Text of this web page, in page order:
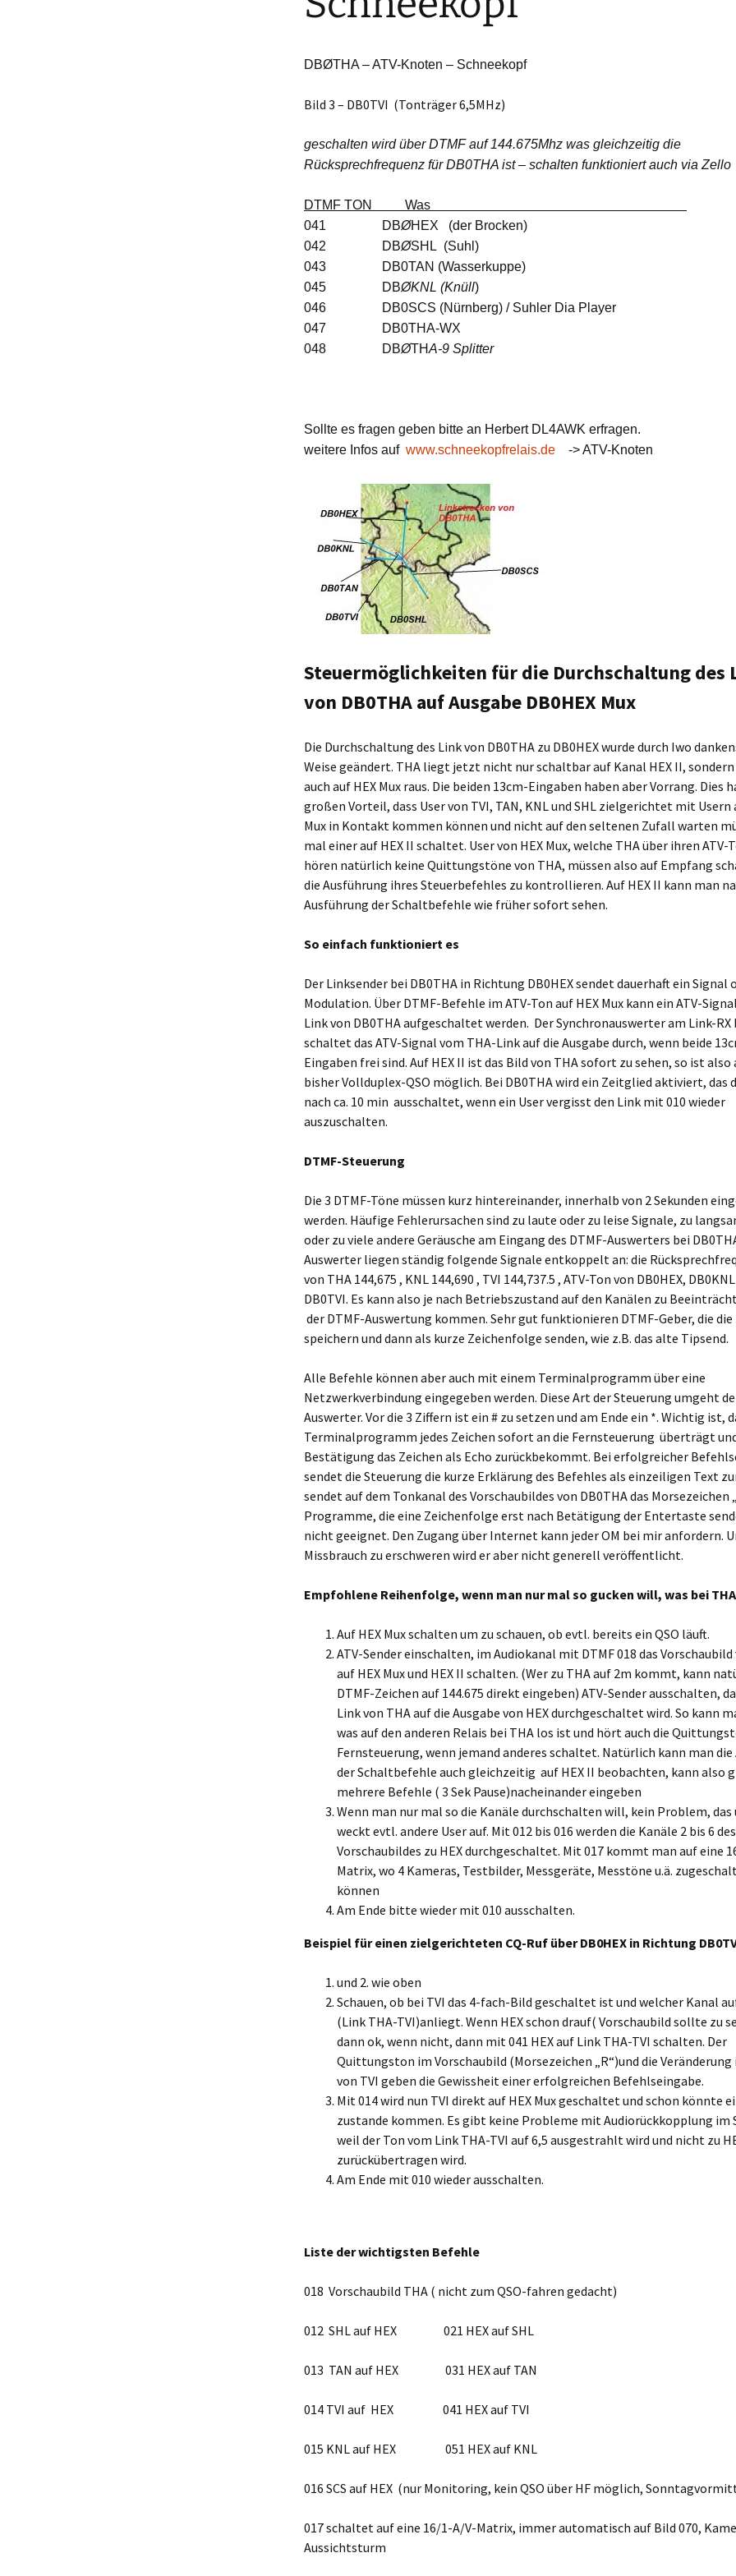
DBØTHA – ATV-Knoten – Schneekopf
Bild 3 – DB0TVI (Tonträger 6,5MHz)
geschalten wird über DTMF auf 144.675Mhz was gleichzeitig die
Rücksprechfrequenz für DB0THA ist – schalten funktioniert auch via Zello
DTMF TON Was
041 DBØHEX (der Brocken)
042 DBØSHL (Suhl)
043 DB0TAN (Wasserkuppe)
045 DBØKNL (Knüll)
046 DB0SCS (Nürnberg) / Suhler Dia Player
047 DB0THA-WX
048 DBØTHA-9 Splitter
Sollte es fragen geben bitte an Herbert DL4AWK erfragen.
weitere Infos auf www.schneekopfrelais.de -> ATV-Knoten
Steuermöglichkeiten für die Durchschaltung des
von DB0THA auf Ausgabe DB0HEX Mux
Die Durchschaltung des Link von DB0THA zu DB0HEX wurde durch Iwo
Weise geändert. THA liegt jetzt nicht nur schaltbar auf Kanal HEX II,
auch auf HEX Mux raus. Die beiden 13cm-Eingaben haben aber Vorrang. Dies
großen Vorteil, dass User von TVI, TAN, KNL und SHL zielgerichtet mit Usern
Mux in Kontakt kommen können und nicht auf den seltenen Zufall warten
mal einer auf HEX II schaltet. User von HEX Mux, welche THA über ihren ATV-
hören natürlich keine Quittungstöne von THA, müssen also auf Empfang
die Ausführung ihres Steuerbefehles zu kontrollieren. Auf HEX II kann man
Ausführung der Schaltbefehle wie früher sofort sehen.
So einfach funktioniert es
Der Linksender bei DB0THA in Richtung DB0HEX sendet dauerhaft ein Signal
Modulation. Über DTMF-Befehle im ATV-Ton auf HEX Mux kann ein ATV-
Link von DB0THA aufgeschaltet werden. Der Synchronauswerter am Link-RX
schaltet das ATV-Signal vom THA-Link auf die Ausgabe durch, wenn beide
Eingaben frei sind. Auf HEX II ist das Bild von THA sofort zu sehen, so ist also
bisher Vollduplex-QSO möglich. Bei DB0THA wird ein Zeitglied aktiviert, das
nach ca. 10 min ausschaltet, wenn ein User vergisst den Link mit 010 wieder
auszuschalten.
DTMF-Steuerung
Die 3 DTMF-Töne müssen kurz hintereinander, innerhalb von 2 Sekunden
werden. Häufige Fehlerursachen sind zu laute oder zu leise Signale, zu
oder zu viele andere Geräusche am Eingang des DTMF-Auswerters bei
Auswerter liegen ständig folgende Signale entkoppelt an: die
von THA 144,675 , KNL 144,690 , TVI 144,737.5 , ATV-Ton von DB0HEX,
DB0TVI. Es kann also je nach Betriebszustand auf den Kanälen zu
der DTMF-Auswertung kommen. Sehr gut funktionieren DTMF-Geber, die
speichern und dann als kurze Zeichenfolge senden, wie z.B. das alte Tipsend.
Alle Befehle können aber auch mit einem Terminalprogramm über eine
Netzwerkverbindung eingegeben werden. Diese Art der Steuerung umgeht
Auswerter. Vor die 3 Ziffern ist ein # zu setzen und am Ende ein *. Wichtig ist,
Terminalprogramm jedes Zeichen sofort an die Fernsteuerung überträgt
Bestätigung das Zeichen als Echo zurückbekommt. Bei erfolgreicher
sendet die Steuerung die kurze Erklärung des Befehles als einzeiligen Text
sendet auf dem Tonkanal des Vorschaubildes von DB0THA das Morsezeichen
Programme, die eine Zeichenfolge erst nach Betätigung der Entertaste
nicht geeignet. Den Zugang über Internet kann jeder OM bei mir anfordern.
Missbrauch zu erschweren wird er aber nicht generell veröffentlicht.
Empfohlene Reihenfolge, wenn man nur mal so gucken will, was bei
Auf HEX Mux schalten um zu schauen, ob evtl. bereits ein QSO läuft.
ATV-Sender einschalten, im Audiokanal mit DTMF 018 das Vorschaubild
auf HEX Mux und HEX II schalten. (Wer zu THA auf 2m kommt, kann
DTMF-Zeichen auf 144.675 direkt eingeben) ATV-Sender ausschalten,
Link von THA auf die Ausgabe von HEX durchgeschaltet wird. So kann
was auf den anderen Relais bei THA los ist und hört auch die
Fernsteuerung, wenn jemand anderes schaltet. Natürlich kann man
der Schaltbefehle auch gleichzeitig auf HEX II beobachten, kann also
mehrere Befehle ( 3 Sek Pause)nacheinander eingeben
Wenn man nur mal so die Kanäle durchschalten will, kein Problem, das
weckt evtl. andere User auf. Mit 012 bis 016 werden die Kanäle 2 bis 6 des
Vorschaubildes zu HEX durchgeschaltet. Mit 017 kommt man auf eine
Matrix, wo 4 Kameras, Testbilder, Messgeräte, Messtöne u.ä.
können
Am Ende bitte wieder mit 010 ausschalten.
Beispiel für einen zielgerichteten CQ-Ruf über DB0HEX in Richtung
und 2. wie oben
Schauen, ob bei TVI das 4-fach-Bild geschaltet ist und welcher Kanal
(Link THA-TVI)anliegt. Wenn HEX schon drauf( Vorschaubild sollte zu
dann ok, wenn nicht, dann mit 041 HEX auf Link THA-TVI schalten. Der
Quittungston im Vorschaubild (Morsezeichen „R“)und die Veränderung
von TVI geben die Gewissheit einer erfolgreichen Befehlseingabe.
Mit 014 wird nun TVI direkt auf HEX Mux geschaltet und schon könnte
zustande kommen. Es gibt keine Probleme mit Audiorückkopplung im
weil der Ton vom Link THA-TVI auf 6,5 ausgestrahlt wird und nicht zu
zurückübertragen wird.
Am Ende mit 010 wieder ausschalten.
Liste der wichtigsten Befehle
018 Vorschaubild THA ( nicht zum QSO-fahren gedacht)
012 SHL auf HEX 021 HEX auf SHL
013 TAN auf HEX 031 HEX auf TAN
014 TVI auf HEX 041 HEX auf TVI
015 KNL auf HEX 051 HEX auf KNL
016 SCS auf HEX (nur Monitoring, kein QSO über HF möglich,
017 schaltet auf eine 16/1-A/V-Matrix, immer automatisch auf Bild 070,
Aussichtsturm